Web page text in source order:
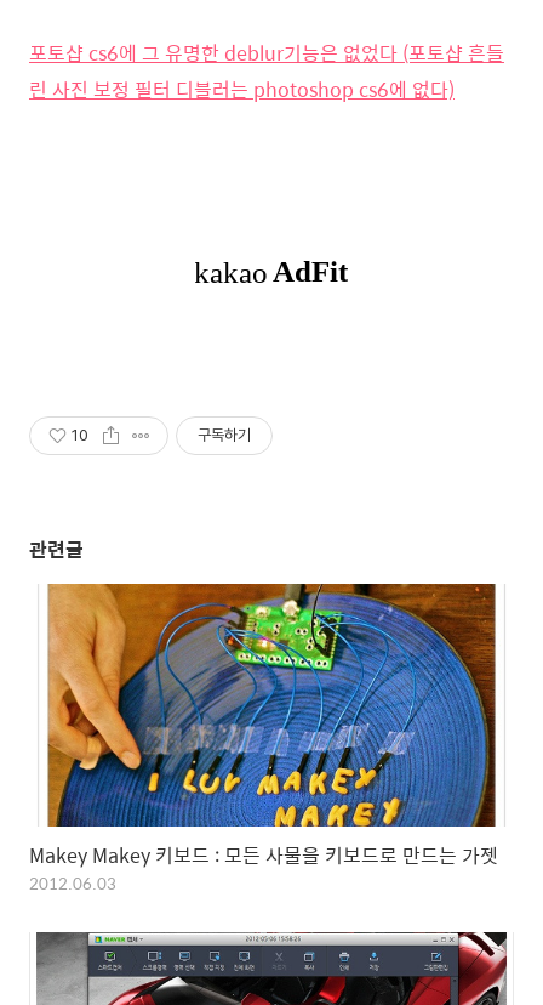
포토샵 cs6에 그 유명한 deblur기능은 없었다 (포토샵 흔들
린 사진 보정 필터 디블러는 photoshop cs6에 없다)
10 구독하기
관련글
Makey Makey 키보드 : 모든 사물을 키보드로 만드는 가젯
2012.06.03